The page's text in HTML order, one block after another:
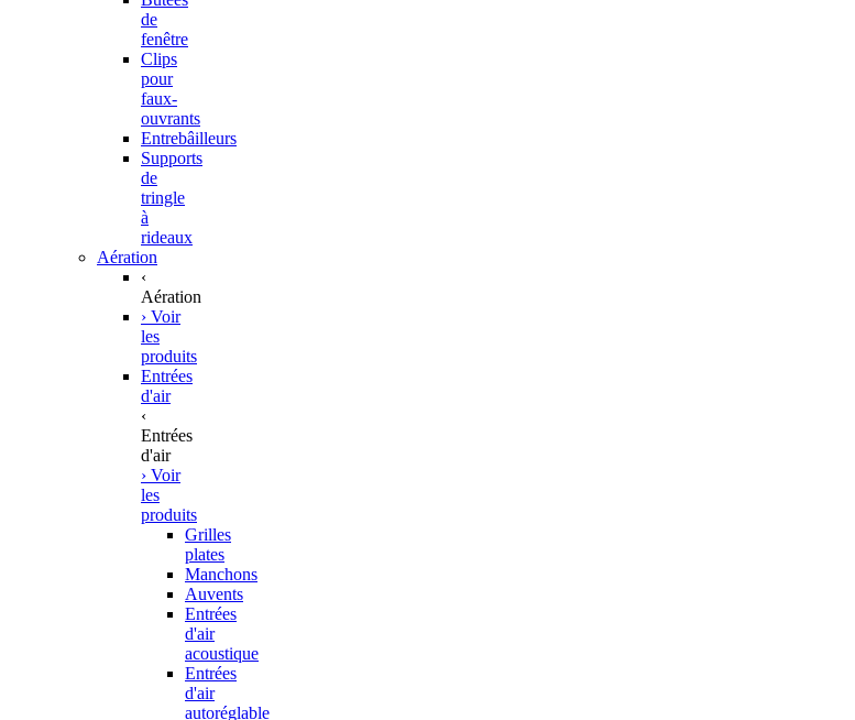
de
fenêtre
Clips
pour
faux-
ouvrants
Entrebâilleurs
Supports
de
tringle
à
rideaux
Aération
‹
Aération
› Voir
les
produits
Entrées
d'air
‹
Entrées
d'air
› Voir
les
produits
Grilles
plates
Manchons
Auvents
Entrées
d'air
acoustique
Entrées
d'air
autoréglable